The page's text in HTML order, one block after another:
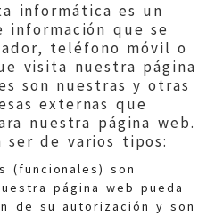
informática es un
información que se
teléfono móvil o
visita nuestra página
son nuestras y otras
externas que
nuestra página web.
ser de varios tipos:
(funcionales) son
página web pueda
de su autorización y son